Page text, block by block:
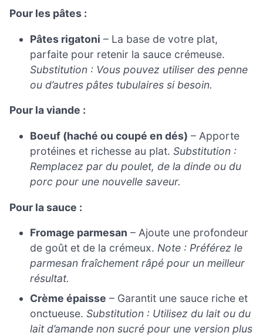
Pour les pâtes :
Pâtes rigatoni – La base de votre plat,
parfaite pour retenir la sauce crémeuse.
Substitution : Vous pouvez utiliser des penne
ou d’autres pâtes tubulaires si besoin.
Pour la viande :
Boeuf (haché ou coupé en dés) – Apporte
protéines et richesse au plat.Substitution :
Remplacez par du poulet, de la dinde ou du
porc pour une nouvelle saveur.
Pour la sauce :
Fromage parmesan – Ajoute une profondeur
de goût et de la crémeux.Note : Préférez le
parmesan fraîchement râpé pour un meilleur
résultat.
Crème épaisse – Garantit une sauce riche et
onctueuse.Substitution : Utilisez du lait ou du
lait d’amande non sucré pour une version plus